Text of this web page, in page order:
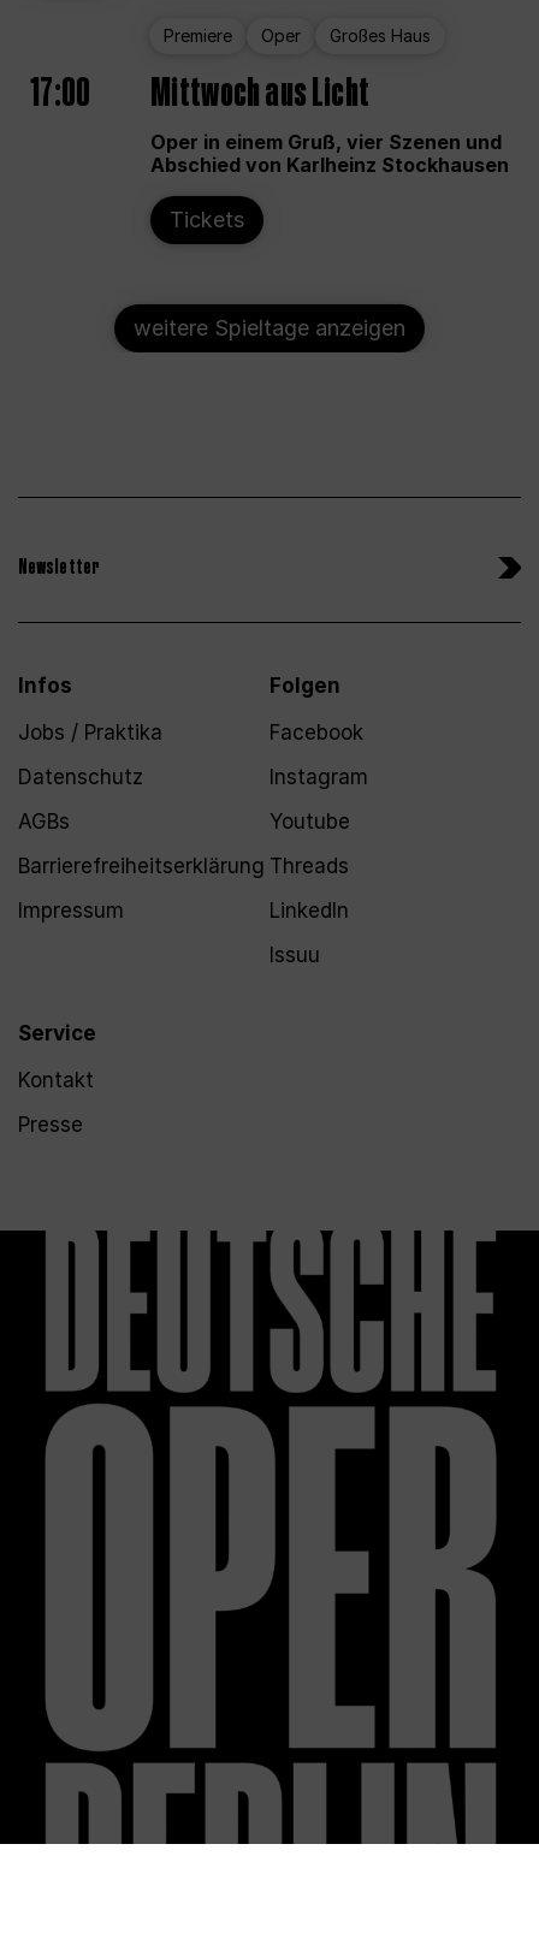
Premiere Oper Großes Haus
17:00 Mittwoch aus Licht
Oper in einem Gruß, vier Szenen und
Abschied von Karlheinz Stockhausen
Tickets
weitere Spieltage anzeigen
Newsletter
Infos
Jobs / Praktika
Datenschutz
AGBs
Barrierefreiheitserklärung
Impressum
Service
Kontakt
Presse
Folgen
Facebook
Instagram
Youtube
Threads
LinkedIn
Issuu